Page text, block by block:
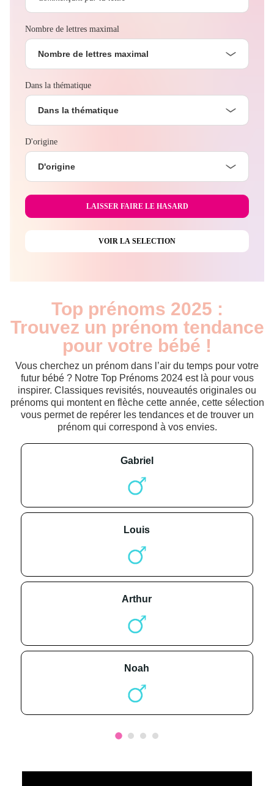
Nombre de lettres maximal
Nombre de lettres maximal
Dans la thématique
Dans la thématique
D'origine
D'origine
Top prénoms 2025 :
Trouvez un prénom tendance
pour votre bébé !
Vous cherchez un prénom dans l’air du temps pour votre
futur bébé ? Notre Top Prénoms 2024 est là pour vous
inspirer. Classiques revisités, nouveautés originales ou
prénoms qui montent en flèche cette année, cette sélection
vous permet de repérer les tendances et de trouver un
prénom qui correspond à vos envies.
gabriel
louis
arthur
noah